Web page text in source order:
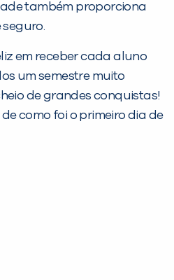
também proporciona
em receber cada aluno
um semestre muito
de grandes conquistas!
como foi o primeiro dia de
nenhuma unidade
ou bairro que
digitou.
dados abaixo e
em contato